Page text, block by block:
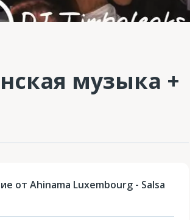
музыка +
от Ahinama Luxembourg - Salsa